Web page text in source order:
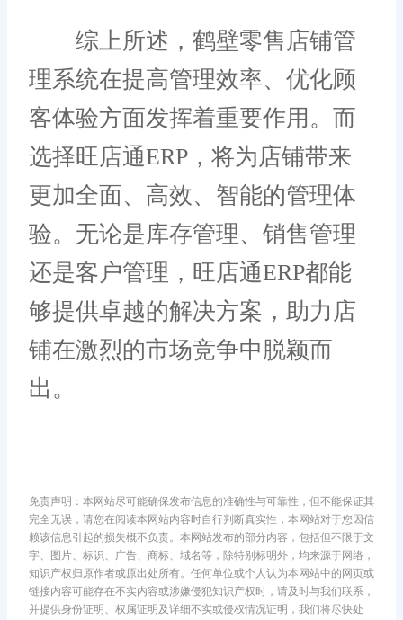
综上所述，鹤壁零售店铺管
理系统在提高管理效率、优化顾
客体验方面发挥着重要作用。而
选择旺店通ERP，将为店铺带来
更加全面、高效、智能的管理体
验。无论是库存管理、销售管理
还是客户管理，旺店通ERP都能
够提供卓越的解决方案，助力店
铺在激烈的市场竞争中脱颖而
出。
免责声明：本网站尽可能确保发布信息的准确性与可靠性，但不能保证其
完全无误，请您在阅读本网站内容时自行判断真实性，本网站对于您因信
赖该信息引起的损失概不负责。本网站发布的部分内容，包括但不限于文
字、图片、标识、广告、商标、域名等，除特别标明外，均来源于网络，
知识产权归原作者或原出处所有。任何单位或个人认为本网站中的网页或
链接内容可能存在不实内容或涉嫌侵犯知识产权时，请及时与我们联系，
并提供身份证明、权属证明及详细不实或侵权情况证明，我们将尽快处